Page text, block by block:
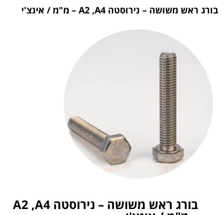
בורג ראש משושה – נירוסטה A2 ,A4 – מ"מ / אינצ'י
בורג ראש משושה – נירוסטה A2 ,A4